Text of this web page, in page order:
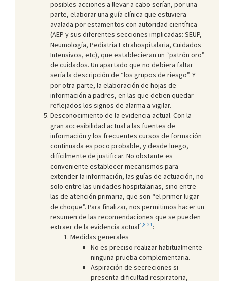
posibles acciones a llevar a cabo serían, por una
parte, elaborar una guía clínica que estuviera
avalada por estamentos con autoridad científica
(AEP y sus diferentes secciones implicadas: SEUP,
Neumología, Pediatría Extrahospitalaria, Cuidados
Intensivos, etc), que establecieran un “patrón oro”
de cuidados. Un apartado que no debiera faltar
sería la descripción de “los grupos de riesgo”. Y
por otra parte, la elaboración de hojas de
información a padres, en las que deben quedar
reflejados los signos de alarma a vigilar.
Desconocimiento de la evidencia actual. Con la
gran accesibilidad actual a las fuentes de
información y los frecuentes cursos de formación
continuada es poco probable, y desde luego,
difícilmente de justificar. No obstante es
conveniente establecer mecanismos para
extender la información, las guías de actuación, no
solo entre las unidades hospitalarias, sino entre
las de atención primaria, que son “el primer lugar
de choque”. Para finalizar, nos permitimos hacer un
resumen de las recomendaciones que se pueden
extraer de la evidencia actual4,8-21:
Medidas generales
No es preciso realizar habitualmente
ninguna prueba complementaria.
Aspiración de secreciones si
presenta dificultad respiratoria,